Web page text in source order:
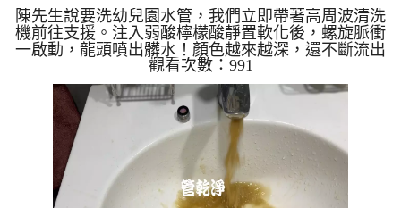
水管
陳先生說要洗幼兒園水管，我們立即帶著高周波清洗
機前往支援。注入弱酸檸檬酸靜置軟化後，螺旋脈衝
一啟動，龍頭噴出髒水！顏色越來越深，還不斷流出
異物，六個多小時後，出水變乾淨出水量也變大了。
為什麼水管需要定期「大掃除」？ 單靠水壓帶不走
管壁陳年汙垢。不同的水質顏色，反映了不同的居家
隱患： 棕色（鐵鏽）： 管線老化徵兆。 黑色（氧化
錳）： 常見於地下水源。 綠色（銅綠）： 銅合金接
頭氧化。 乳白（生物膜）： 細菌黏液滋生的警訊。
...
觀看次數：991